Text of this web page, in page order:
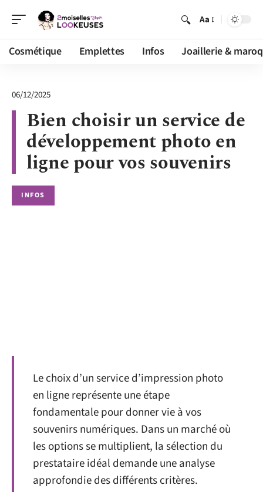
Aa
Cosmétique Emplettes Infos Joaillerie &
06/12/2025
Bien choisir un service de
développement photo en
ligne pour vos souvenirs
INFOS
Le choix d’un service d’impression photo
en ligne représente une étape
fondamentale pour donner vie à vos
souvenirs numériques. Dans un marché où
les options se multiplient, la sélection du
prestataire idéal demande une analyse
approfondie des différents critères.